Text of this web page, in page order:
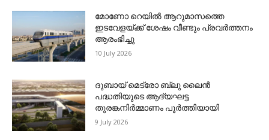
മോണോ റെയില്‍ ആറുമാസത്തെ
ഇടവേളയ്ക്ക് ശേഷം വീണ്ടും പ്രവര്‍ത്തനം
ആരംഭിച്ചു
10 July 2026
ദുബായ് മെട്രോ ബ്ലു ലൈന്‍
പദ്ധതിയുടെ ആദ്യഘട്ട
തുരങ്കനിര്‍മ്മാണം പൂര്‍ത്തിയായി
9 July 2026